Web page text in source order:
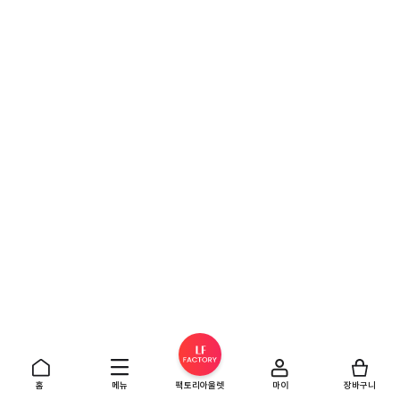
홈 메뉴 팩토리아울렛 마이 장바구니